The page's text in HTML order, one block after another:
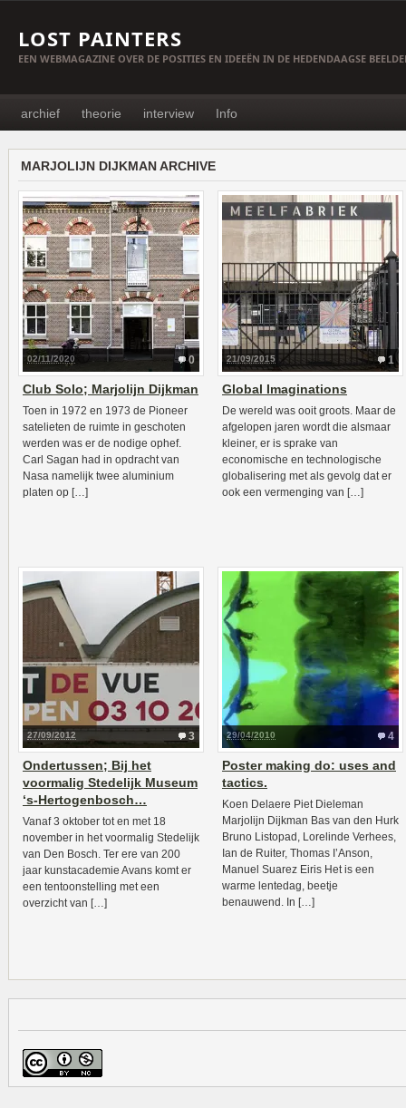
LOST PAINTERS
EEN WEBMAGAZINE OVER DE POSITIES EN IDEEËN IN DE HEDENDAAGSE
archief theorie interview Info
MARJOLIJN DIJKMAN ARCHIVE
0
02/11/2020
Club Solo; Marjolijn Dijkman
Toen in 1972 en 1973 de Pioneer
satelieten de ruimte in geschoten
werden was er de nodige ophef.
Carl Sagan had in opdracht van
Nasa namelijk twee aluminium
platen op […]
1
21/09/2015
Global Imaginations
De wereld was ooit groots. Maar de
afgelopen jaren wordt die alsmaar
kleiner, er is sprake van
economische en technologische
globalisering met als gevolg dat er
ook een vermenging van […]
3
27/09/2012
Ondertussen; Bij het
voormalig Stedelijk Museum
‘s-Hertogenbosch…
Vanaf 3 oktober tot en met 18
november in het voormalig Stedelijk
van Den Bosch. Ter ere van 200
jaar kunstacademie Avans komt er
een tentoonstelling met een
overzicht van […]
4
29/04/2010
Poster making do: uses and
tactics.
Koen Delaere Piet Dieleman
Marjolijn Dijkman Bas van den Hurk
Bruno Listopad, Lorelinde Verhees,
Ian de Ruiter, Thomas I’Anson,
Manuel Suarez Eiris Het is een
warme lentedag, beetje
benauwend. In […]